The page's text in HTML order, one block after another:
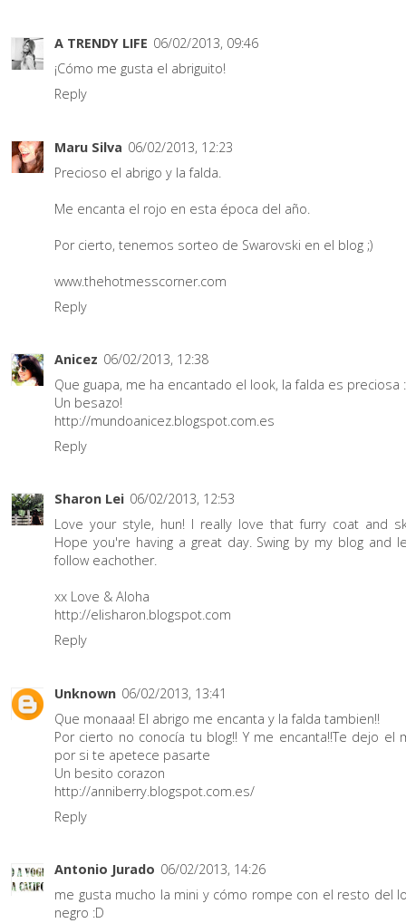
A TRENDY LIFE 06/02/2013, 09:46
¡Cómo me gusta el abriguito!
Reply
Maru Silva 06/02/2013, 12:23
Precioso el abrigo y la falda.
Me encanta el rojo en esta época del año.
Por cierto, tenemos sorteo de Swarovski en el blog ;)
www.thehotmesscorner.com
Reply
Anicez 06/02/2013, 12:38
Que guapa, me ha encantado el look, la falda es preciosa
Un besazo!
http://mundoanicez.blogspot.com.es
Reply
Sharon Lei 06/02/2013, 12:53
Love your style, hun! I really love that furry coat and
Hope you're having a great day. Swing by my blog and
follow eachother.
xx Love & Aloha
http://elisharon.blogspot.com
Reply
Unknown 06/02/2013, 13:41
Que monaaa! El abrigo me encanta y la falda tambien!!
Por cierto no conocía tu blog!! Y me encanta!!Te dejo el
por si te apetece pasarte
Un besito corazon
http://anniberry.blogspot.com.es/
Reply
Antonio Jurado 06/02/2013, 14:26
me gusta mucho la mini y cómo rompe con el resto del
negro :D